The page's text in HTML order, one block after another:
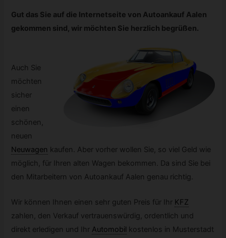
Gut das Sie auf die Internetseite von Autoankauf Aalen
gekommen sind, wir möchten Sie herzlich begrüßen.
Auch Sie
möchten
sicher
einen
schönen,
neuen
Neuwagen kaufen. Aber vorher wollen Sie, so viel Geld wie
möglich, für Ihren alten Wagen bekommen. Da sind Sie bei
den Mitarbeitern von Autoankauf Aalen genau richtig.
Wir können Ihnen einen sehr guten Preis für Ihr KFZ
zahlen, den Verkauf vertrauenswürdig, ordentlich und
direkt erledigen und Ihr Automobil kostenlos in Musterstadt